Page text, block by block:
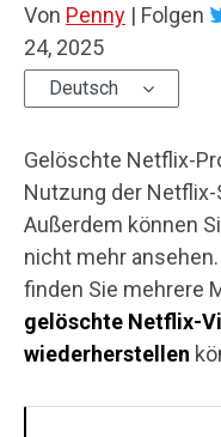
Von Penny | Folgen
24, 2025
Deutsch
Gelöschte Netflix-
Nutzung der
Außerdem können
nicht mehr
finden Sie mehrere
gelöschte Netflix-
wiederherstellen